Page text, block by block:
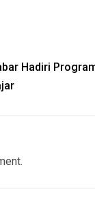
Hadiri